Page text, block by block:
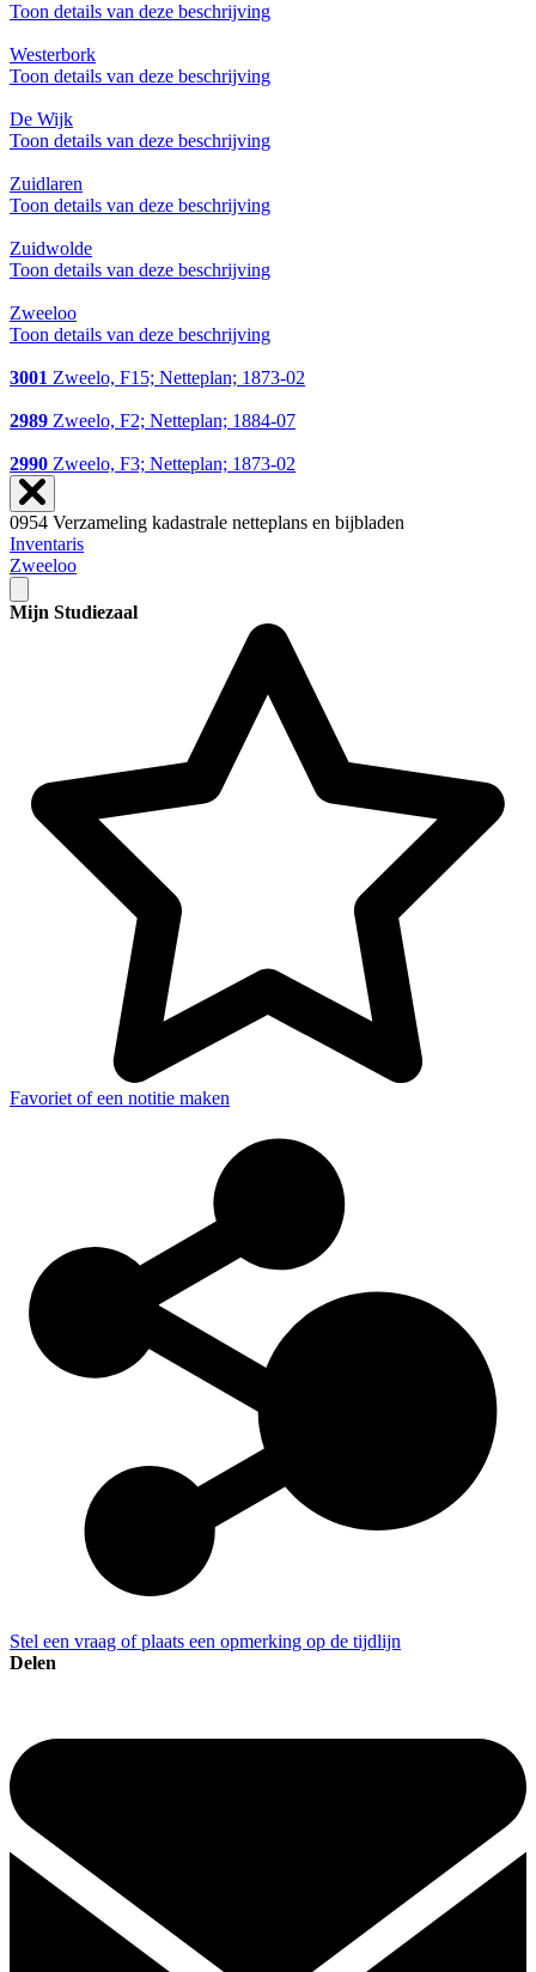
Toon details van deze beschrijving
Westerbork
Toon details van deze beschrijving
De Wijk
Toon details van deze beschrijving
Zuidlaren
Toon details van deze beschrijving
Zuidwolde
Toon details van deze beschrijving
Zweeloo
Toon details van deze beschrijving
3001 Zweelo, F15; Netteplan; 1873-02
2989 Zweelo, F2; Netteplan; 1884-07
2990 Zweelo, F3; Netteplan; 1873-02
0954 Verzameling kadastrale netteplans en bijbladen
Inventaris
Zweeloo
Mijn Studiezaal
Favoriet of een notitie maken
Stel een vraag of plaats een opmerking op de tijdlijn
Delen